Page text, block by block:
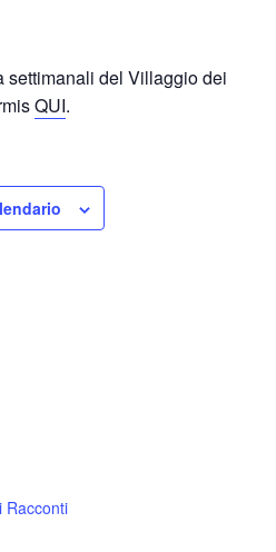
settimanali del Villaggio dei
QUI.
Racconti